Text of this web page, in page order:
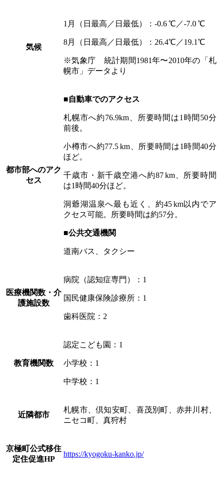
気候
1月（日最高／日最低）：-0.6 ℃／-7.0 ℃
8月（日最高／日最低）：26.4℃／19.1℃
※気象庁 統計期間1981年〜2010年の「札
幌市」データより
都市部へのアク
セス
■自動車でのアクセス
札幌市へ約76.9km、所要時間は1時間50分
前後。
小樽市へ約77.5 km、所要時間は1時間40分
ほど。
千歳市・新千歳空港へ約87 km、所要時間
は1時間40分ほど。
洞爺湖温泉へ最も近く、約45 km以内でア
クセス可能。所要時間は約57分。
■公共交通機関
道南バス、タクシー
医療機関数・介
護施設数
病院（認知症専門）：1
国民健康保険診療所：1
歯科医院：2
教育機関数
認定こども園：1
小学校：1
中学校：1
近隣都市
札幌市、倶知安町、喜茂別町、赤井川村、
ニセコ町、真狩村
京極町公式移住
定住促進HP
https://kyogoku-kanko.jp/